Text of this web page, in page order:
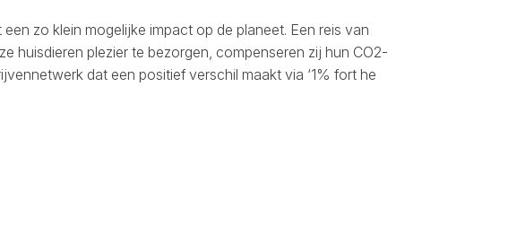
zo klein mogelijke impact op de planeet. Een reis van
huisdieren plezier te bezorgen, compenseren zij hun CO2-
dat een positief verschil maakt via ‘1% fort he